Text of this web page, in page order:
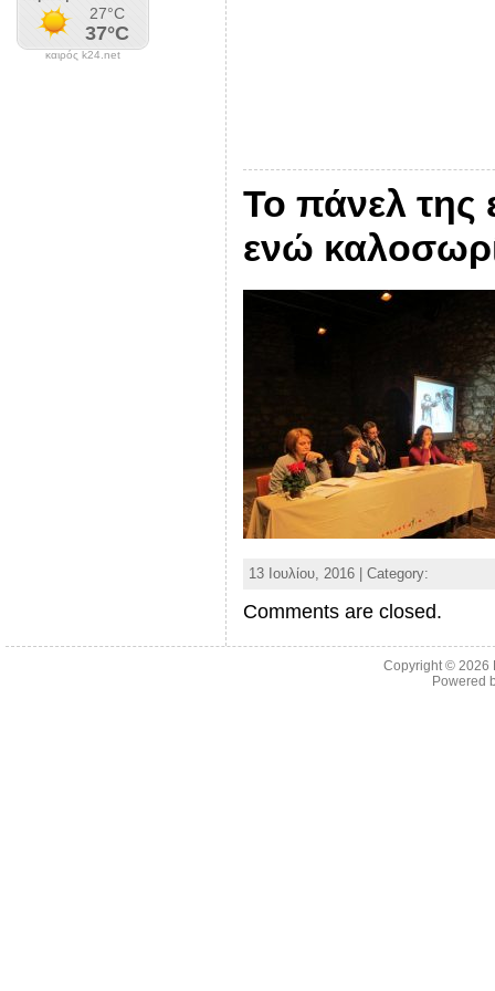
καιρός k24.net
Το πάνελ της
ενώ
13 Ιουλίου, 2016 | Category:
Comments are closed.
Copyright © 2026
Powered